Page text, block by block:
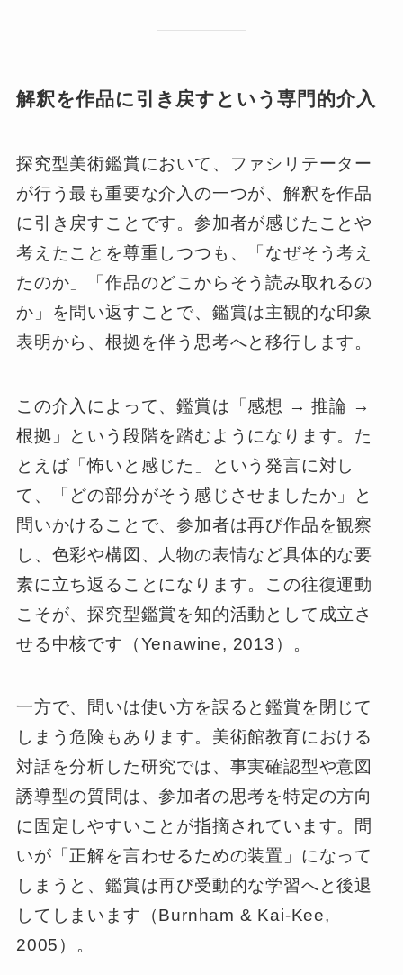
解釈を作品に引き戻すという専門的介入
探究型美術鑑賞において、ファシリテーター
が行う最も重要な介入の一つが、解釈を作品
に引き戻すことです。参加者が感じたことや
考えたことを尊重しつつも、「なぜそう考え
たのか」「作品のどこからそう読み取れるの
か」を問い返すことで、鑑賞は主観的な印象
表明から、根拠を伴う思考へと移行します。
この介入によって、鑑賞は「感想 → 推論 →
根拠」という段階を踏むようになります。た
とえば「怖いと感じた」という発言に対し
て、「どの部分がそう感じさせましたか」と
問いかけることで、参加者は再び作品を観察
し、色彩や構図、人物の表情など具体的な要
素に立ち返ることになります。この往復運動
こそが、探究型鑑賞を知的活動として成立さ
せる中核です（Yenawine, 2013）。
一方で、問いは使い方を誤ると鑑賞を閉じて
しまう危険もあります。美術館教育における
対話を分析した研究では、事実確認型や意図
誘導型の質問は、参加者の思考を特定の方向
に固定しやすいことが指摘されています。問
いが「正解を言わせるための装置」になって
しまうと、鑑賞は再び受動的な学習へと後退
してしまいます（Burnham & Kai-Kee,
2005）。